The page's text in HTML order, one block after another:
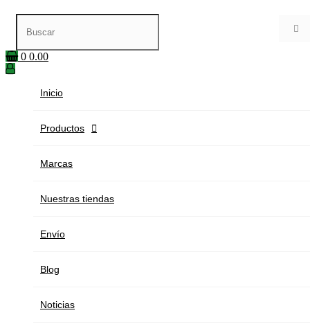

0 0.00
Inicio
Productos 
Marcas
Nuestras tiendas
Envío
Blog
Noticias